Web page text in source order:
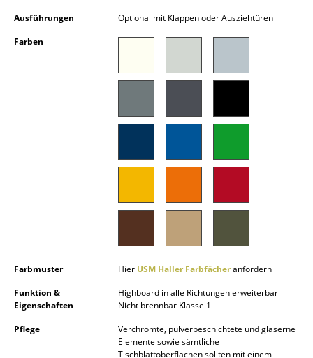
Diele
Badezimmer
Ausführungen
Optional mit Klappen oder Ausziehtüren
Farben
Farbmuster Hier USM Haller Farbfächeranfordern
Funktion &
Eigenschaften
Highboard in alle Richtungen erweiterbar
Nicht brennbar Klasse 1
Pflege
Verchromte, pulverbeschichtete und gläserne
Elemente sowie sämtliche
Tischblattoberflächen sollten mit einem